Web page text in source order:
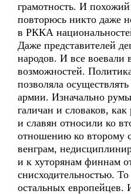
грамотность. И
повторюсь никто даже
в РККА
Даже представителей
народов. И все воевали
возможностей.
позволяла
армии. Изначально
галичан и словаков,
и славян относили ко
отношению ко второму
венграм,
и к хуторянам финнам
снисходительностью. То
остальных европейцев.